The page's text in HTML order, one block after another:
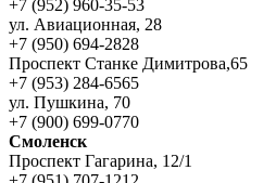
+7 (952) 960-35-53
ул. Авиационная, 28
+7 (950) 694-2828
Проспект Станке Димитрова,65
+7 (953) 284-6565
ул. Пушкина, 70
+7 (900) 699-0770
Смоленск
Проспект Гагарина, 12/1